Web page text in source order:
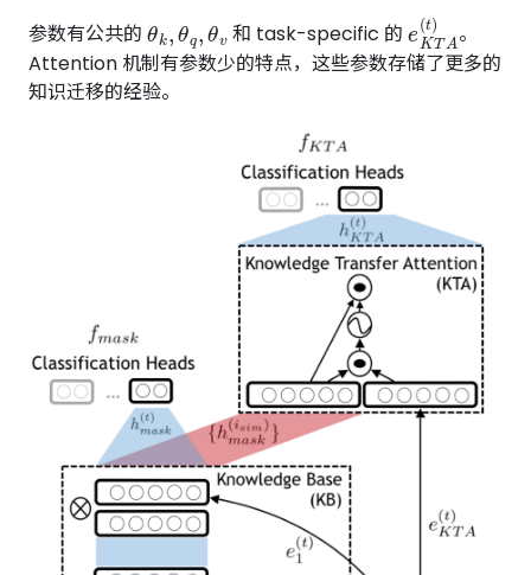
参数有公共的
θ θ θ v
和 task-specific 的
eKT
。
Attention 机制有参数少的特点，这些参数存储了更多的
知识迁移的经验。